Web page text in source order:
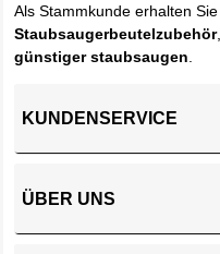
Als Stammkunde erhalten
Staubsaugerbeutelzubehör
günstiger staubsaugen
KUNDENSERVICE
ÜBER UNS